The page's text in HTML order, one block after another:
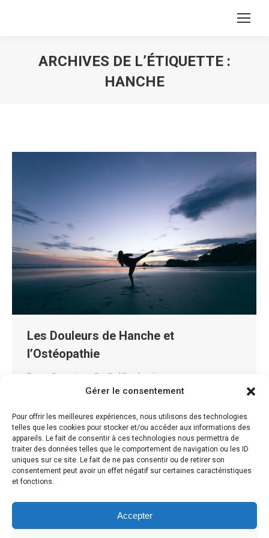
Gérer le consentement
Pour offrir les meilleures expériences, nous utilisons des technologies
telles que les cookies pour stocker et/ou accéder aux informations des
appareils. Le fait de consentir à ces technologies nous permettra de
traiter des données telles que le comportement de navigation ou les ID
uniques sur ce site. Le fait de ne pas consentir ou de retirer son
consentement peut avoir un effet négatif sur certaines caractéristiques
et fonctions.
Accepter
ARCHIVES DE L’ÉTIQUETTE :
HANCHE
Les Douleurs de Hanche et
l’Ostéopathie
Presse Française Par Carl Teychené
La hanche L’articulation de la hanche est l’une des
articulations les plus importantes du corps en raison
du rôle vital qu’elle joue dans la locomotion. C’est la
deuxième plus grande articulation portante du corps,
après l’articulation du genou. Sur le plan fonctionnel,
l’articulation de la hanche bénéficie d’une très grande